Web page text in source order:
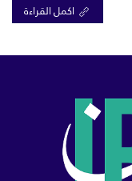
اكمل القراءة